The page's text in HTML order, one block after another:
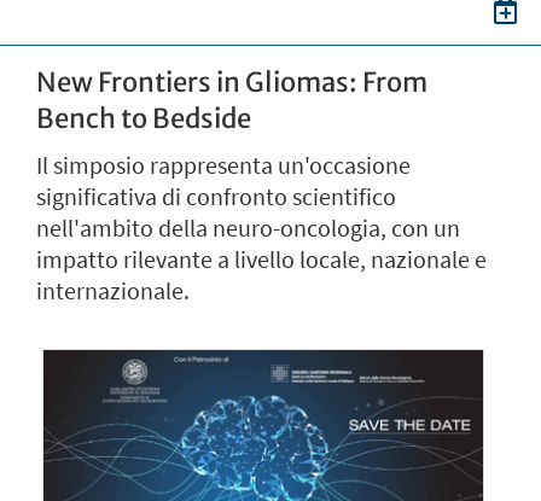
New Frontiers in Gliomas: From
Bench to Bedside
Il simposio rappresenta un'occasione
significativa di confronto scientifico
nell'ambito della neuro-oncologia, con un
impatto rilevante a livello locale, nazionale e
internazionale.